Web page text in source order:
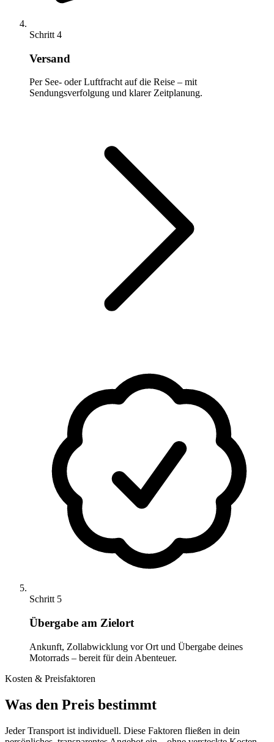
Schritt 4
Versand
Per See- oder Luftfracht auf die Reise – mit
Sendungsverfolgung und klarer Zeitplanung.
Schritt 5
Übergabe am Zielort
Ankunft, Zollabwicklung vor Ort und Übergabe deines
Motorrads – bereit für dein Abenteuer.
Kosten & Preisfaktoren
Was den Preis bestimmt
Jeder Transport ist individuell. Diese Faktoren fließen in dein